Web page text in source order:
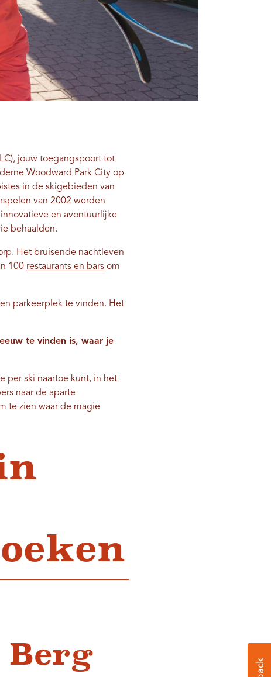
jouw toegangspoort tot
Woodward Park City op
in de skigebieden van
van 2002 werden
en avontuurlijke
behaalden.
Het bruisende nachtleven
100 restaurants en barsom
​​parkeerplek te vinden. Het
te vinden is, waar je
per ski naartoe kunt, in het
naar de aparte
te zien waar de magie